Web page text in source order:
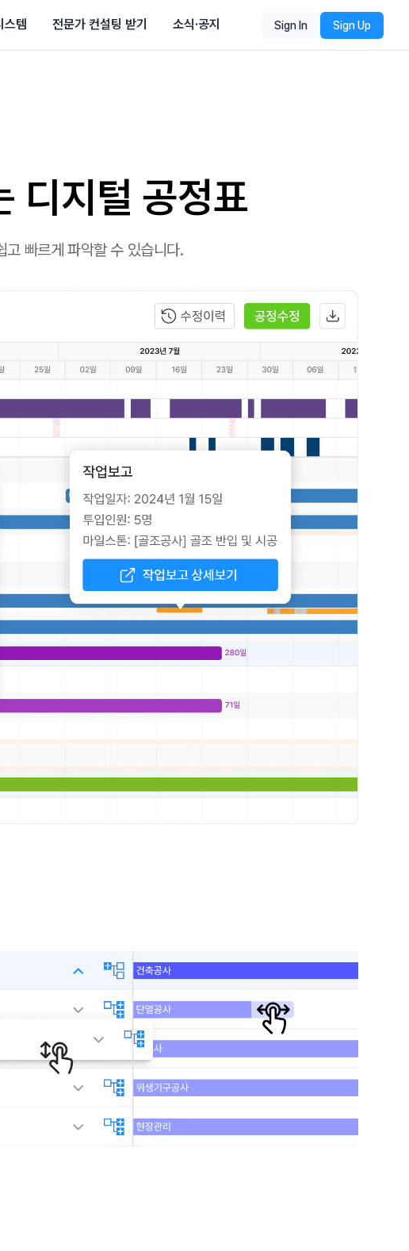
스템 전문가 컨설팅 받기 소식·공지 Sign In Sign Up
디지털 공정표
빠르게 파악할 수 있습니다.